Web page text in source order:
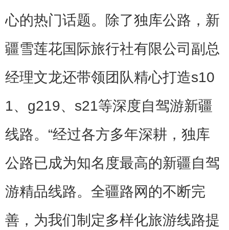
心的热门话题。除了独库公路，新
疆雪莲花国际旅行社有限公司副总
经理文龙还带领团队精心打造s10
1、g219、s21等深度自驾游新疆
线路。“经过各方多年深耕，独库
公路已成为知名度最高的新疆自驾
游精品线路。全疆路网的不断完
善，为我们制定多样化旅游线路提